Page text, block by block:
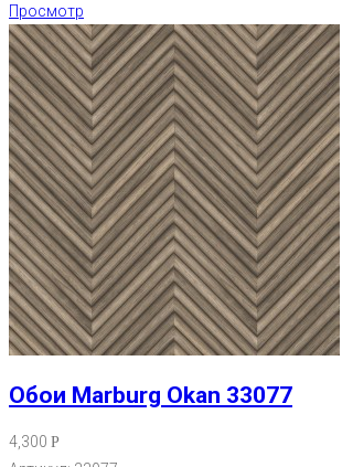
Просмотр
Обои Marburg Okan 33077
4,300 Р